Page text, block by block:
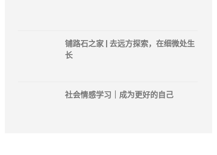
铺路石之家 | 去远方探索，在细微处生
长
社会情感学习｜成为更好的自己